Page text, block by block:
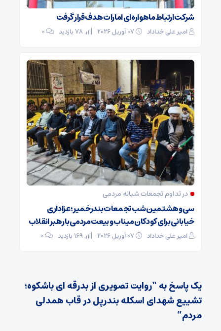
شرکت ارتباط ماهواره‌ای امارات هدف قرار گرفت
امیر علی خداداد 0
در تداوم تجمعات شبانه مردمی
سی‌وهشتمین شب تجمعات بندرخمیر؛ عزاداری
خیابانی برای کودکان میناب و بیعت مردمی با رهبر انقلاب
امیر علی خداداد 0
یک پاسخ به “روایت تصویری از بدرقه ای باشکوه؛
تشییع شهدای اسکله بندرپل در قاب همدلی
مردم”